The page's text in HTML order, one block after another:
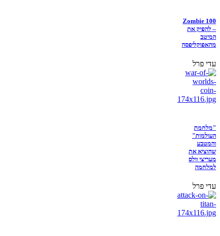
Zombie 100
– להפיק את
המיטב
מהאפוקליפסה
עדי פרל
"מלחמת
העולמות"
והמטבע
שהוציא את
מעריצי וולס
למלחמה
עדי פרל